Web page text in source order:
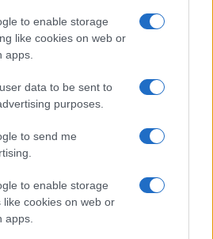
to enable storage
like cookies on web or
apps.
data to be sent to
purposes.
to send me
to enable storage
like cookies on web or
apps.
ATTO 2